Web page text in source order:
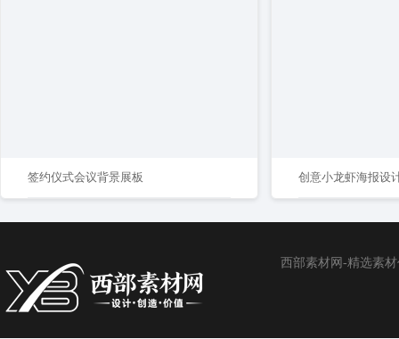
签约仪式会议背景展板 创意小龙虾海报设
西部素材网-精选素